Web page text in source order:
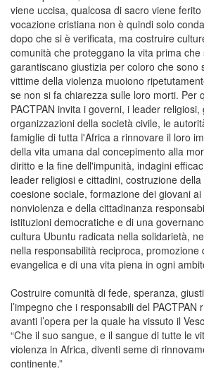
viene uccisa, qualcosa di sacro viene
vocazione cristiana non è quindi solo
dopo che si è verificata, ma costruire
comunità che proteggano la vita prima
garantiscano giustizia per coloro che sono
vittime della violenza muoiono
se non si fa chiarezza sulle loro morti. Per
PACTPAN invita i governi, i leader
organizzazioni della società civile, le
famiglie di tutta l'Africa a rinnovare il loro
della vita umana dal concepimento alla
diritto e la fine dell'impunità, indagini
leader religiosi e cittadini, costruzione
coesione sociale, formazione dei giovani ai
nonviolenza e della cittadinanza
istituzioni democratiche e di una
cultura Ubuntu radicata nella solidarietà,
nella responsabilità reciproca, promozione
evangelica e di una vita piena in ogni
Costruire comunità di fede, speranza,
l’impegno che i responsabili del
avanti l’opera per la quale ha vissuto il
“Che il suo sangue, e il sangue di tutte le
violenza in Africa, diventi seme di
continente.”